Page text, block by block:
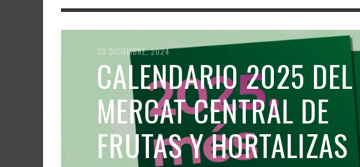
20 DICIEMBRE, 2024
CALENDARIO 2025 DEL
MERCAT CENTRAL DE
FRUTAS Y HORTALIZAS